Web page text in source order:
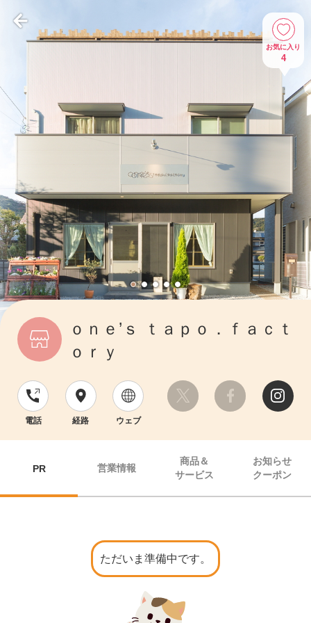
お気に入り
4
ｏｎｅ’ｓ ｔａｐｏ．ｆａｃｔ
ｏｒｙ
電話 経路 ウェブ
PR 営業情報
商品＆
サービス
お知らせ
クーポン
ただいま準備中です。